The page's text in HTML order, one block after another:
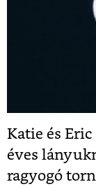
Katie és
éves
ragyogó